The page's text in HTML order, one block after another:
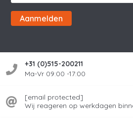
Aanmelden
+31 (0)515-200211
Ma-Vr 09:00 -17:00
[email protected]
Wij reageren op werkdagen